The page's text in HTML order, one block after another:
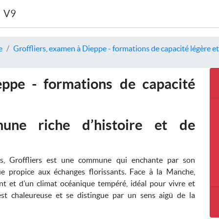
V9
Groffliers, examen à Dieppe - formations de capacité légère
- formations de capacité
riche d’histoire et de
Groffliers est une commune qui enchante par son
propice aux échanges florissants. Face à la Manche,
et d’un climat océanique tempéré, idéal pour vivre et
chaleureuse et se distingue par un sens aigü de la